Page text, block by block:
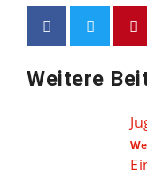
Weitere